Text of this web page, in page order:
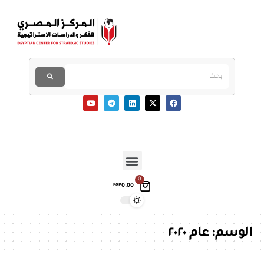
0
EGP0.00
الوسم:عام ٢٠٢٠